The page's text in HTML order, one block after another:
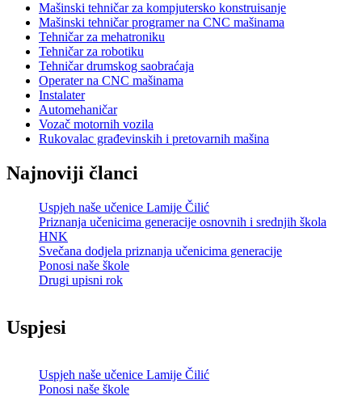
Mašinski tehničar za kompjutersko konstruisanje
Mašinski tehničar programer na CNC mašinama
Tehničar za mehatroniku
Tehničar za robotiku
Tehničar drumskog saobraćaja
Operater na CNC mašinama
Instalater
Automehaničar
Vozač motornih vozila
Rukovalac građevinskih i pretovarnih mašina
Najnoviji članci
Uspjeh naše učenice Lamije Čilić
Priznanja učenicima generacije osnovnih i srednjih škola
HNK
Svečana dodjela priznanja učenicima generacije
Ponosi naše škole
Drugi upisni rok
Uspjesi
Uspjeh naše učenice Lamije Čilić
Ponosi naše škole